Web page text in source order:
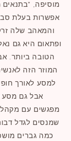
מוסיפה, "בתנאים
אפשרות בעלת
והמאהב שלה
ופתאום היא גם
הטובה ביותר.
המוזר הזה
למסע לאורך
אבל גם מסע
מפגשים עם
שמנסים לגדל
כמה גברים